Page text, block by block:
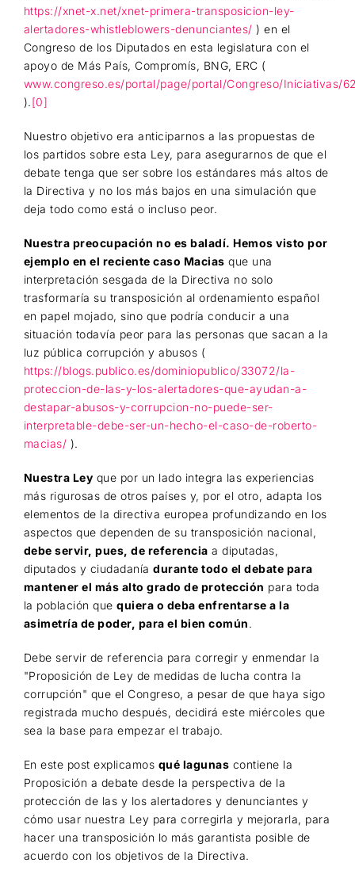
https://xnet-x.net/xnet-primera-transposicion-ley-
alertadores-whistleblowers-denunciantes/ ) en el
Congreso de los Diputados en esta legislatura con el
apoyo de Más País, Compromís, BNG, ERC (
www.congreso.es/portal/page/portal/Congreso/Iniciativas/
).[0]
Nuestro objetivo era anticiparnos a las propuestas de
los partidos sobre esta Ley, para asegurarnos de que el
debate tenga que ser sobre los estándares más altos de
la Directiva y no los más bajos en una simulación que
deja todo como está o incluso peor.
Nuestra preocupación no es baladí. Hemos visto por
ejemplo en el reciente caso Macias que una
interpretación sesgada de la Directiva no solo
trasformaría su transposición al ordenamiento español
en papel mojado, sino que podría conducir a una
situación todavía peor para las personas que sacan a la
luz pública corrupción y abusos (
https://blogs.publico.es/dominiopublico/33072/la-
proteccion-de-las-y-los-alertadores-que-ayudan-a-
destapar-abusos-y-corrupcion-no-puede-ser-
interpretable-debe-ser-un-hecho-el-caso-de-roberto-
macias/ ).
Nuestra Ley que por un lado integra las experiencias
más rigurosas de otros países y, por el otro, adapta los
elementos de la directiva europea profundizando en los
aspectos que dependen de su transposición nacional,
debe servir, pues, de referencia a diputadas,
diputados y ciudadaníadurante todo el debate para
mantener el más alto grado de protección para toda
la población quequiera o deba enfrentarse a la
asimetría de poder, para el bien común.
Debe servir de referencia para corregir y enmendar la
"Proposición de Ley de medidas de lucha contra la
corrupción" que el Congreso, a pesar de que haya sigo
registrada mucho después, decidirá este miércoles que
sea la base para empezar el trabajo.
En este post explicamos qué lagunas contiene la
Proposición a debate desde la perspectiva de la
protección de las y los alertadores y denunciantes y
cómo usar nuestra Ley para corregirla y mejorarla, para
hacer una transposición lo más garantista posible de
acuerdo con los objetivos de la Directiva.